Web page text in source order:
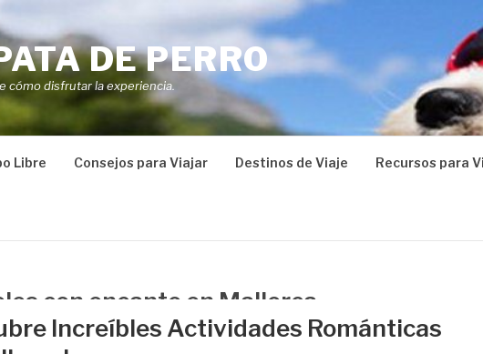
DE PERRO
cómo disfrutar la experiencia.
Libre Consejos para Viajar Destinos de Viaje Recursos para
con encanto en Mallorca
Increíbles Actividades Románticas